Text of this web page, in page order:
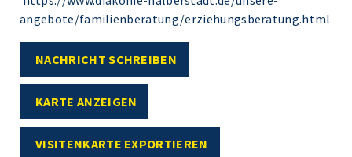
angebote/familienberatung/erziehungsberatung.html
NACHRICHT SCHREIBEN
KARTE ANZEIGEN
VISITENKARTE EXPORTIEREN